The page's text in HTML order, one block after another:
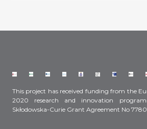
This project has received funding from the
2020 research and innovation
Skłodowska-Curie Grant Agreement No